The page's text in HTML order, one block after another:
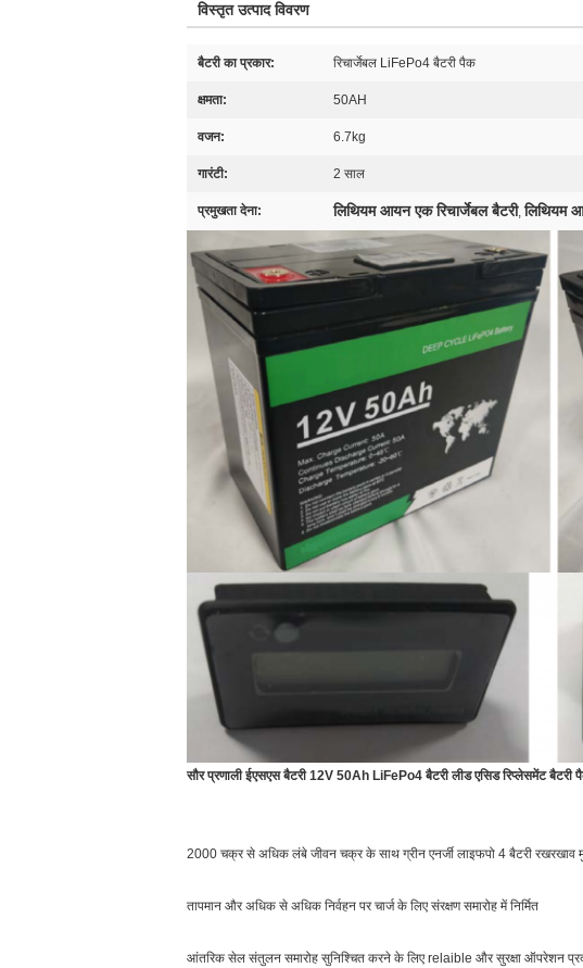
विस्तृत उत्पाद विवरण
बैटरी का प्रकार: रिचार्जेबल LiFePo4 बैटरी पैक
क्षमता: 50AH
वजन: 6.7kg
गारंटी: 2 साल
प्रमुखता देना: लिथियम आयन एक रिचार्जेबल बैटरी,लिथियम
सौर प्रणाली ईएसएस बैटरी 12V 50Ah LiFePo4 बैटरी लीड एसिड रिप्लेसमेंट बैटरी
2000 चक्र से अधिक लंबे जीवन चक्र के साथ ग्रीन एनर्जी लाइफपो 4 बैटरी रखरखाव
तापमान और अधिक से अधिक निर्वहन पर चार्ज के लिए संरक्षण समारोह में निर्मित
आंतरिक सेल संतुलन समारोह सुनिश्चित करने के लिए relaible और सुरक्षा ऑपरेशन